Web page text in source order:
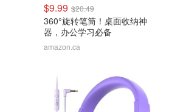
$9.99 $20.49
360°旋转笔筒！桌面收纳神
器，办公学习必备
amazon.ca